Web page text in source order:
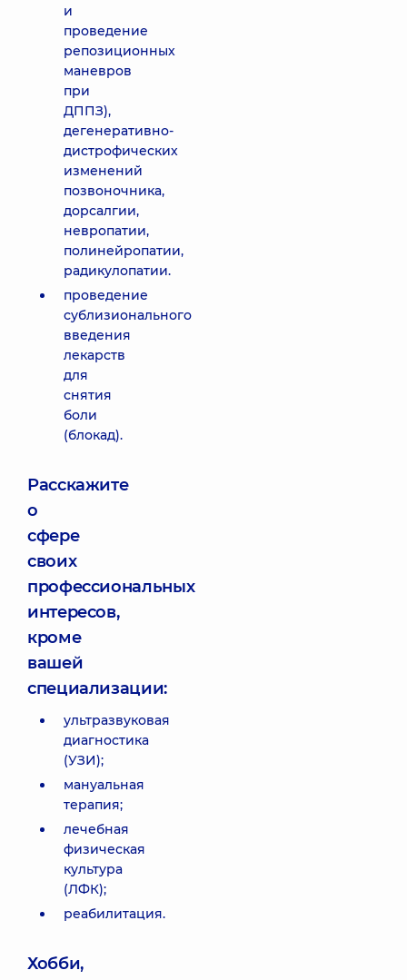
и
проведение
репозиционных
маневров
при
ДППЗ),
дегенеративно-
дистрофических
изменений
позвоночника,
дорсалгии,
невропатии,
полинейропатии,
радикулопатии.
проведение
сублизионального
введения
лекарств
для
снятия
боли
(блокад).
Расскажите
о
сфере
своих
профессиональных
интересов,
кроме
вашей
специализации:
ультразвуковая
диагностика
(УЗИ);
мануальная
терапия;
лечебная
физическая
культура
(ЛФК);
реабилитация.
Хобби,